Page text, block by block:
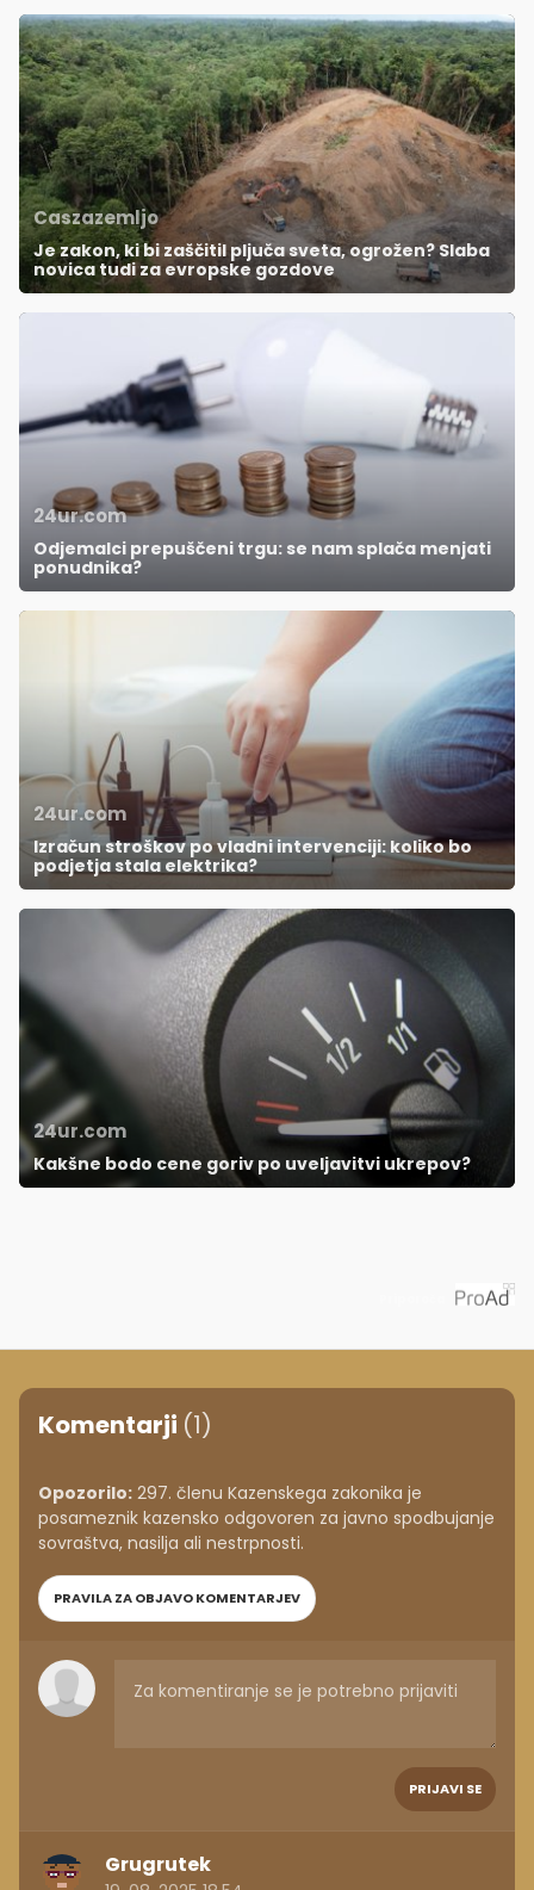
Caszazemljo
Je zakon, ki bi zaščitil pljuča sveta, ogrožen? Slaba
novica tudi za evropske gozdove
24ur.com
Odjemalci prepuščeni trgu: se nam splača menjati
ponudnika?
24ur.com
Izračun stroškov po vladni intervenciji: koliko bo
podjetja stala elektrika?
24ur.com
Kakšne bodo cene goriv po uveljavitvi ukrepov?
Komentarji (1)
Opozorilo: 297. členu Kazenskega zakonika je
posameznik kazensko odgovoren za javno spodbujanje
sovraštva, nasilja ali nestrpnosti.
PRAVILA ZA OBJAVO KOMENTARJEV
PRIJAVI SE
Grugrutek